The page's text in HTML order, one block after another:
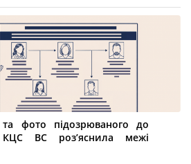
та фото підозрюваного до
ВС роз’яснила межі